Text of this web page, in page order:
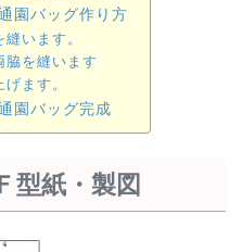
園バッグ作り方
います。
脇を縫います
ます。
園バッグ完成
型紙・製図